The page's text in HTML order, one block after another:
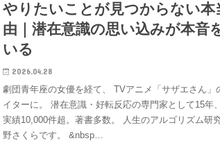
やりたいことが見つからない本
由｜潜在意識の思い込みが本音
いる
2026.04.28
劇団青年座の女優を経て、 TVアニメ「サザエさん」
イターに。 潜在意識・好転反応の専門家として15年
実績10,000件超。著書多数。 人生のアルゴリズム研
野さくらです。 &nbsp…